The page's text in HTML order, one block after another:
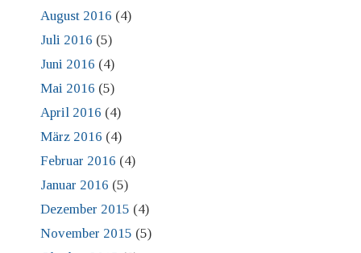
August 2016 (4)
Juli 2016 (5)
Juni 2016 (4)
Mai 2016 (5)
April 2016 (4)
März 2016 (4)
Februar 2016 (4)
Januar 2016 (5)
Dezember 2015 (4)
November 2015 (5)